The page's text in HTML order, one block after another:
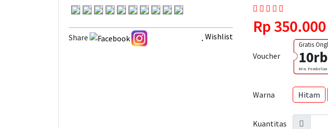
Share Wishlist
Rp
Voucher
Gratis
10rb
Min. Pembelian
Warna Hitam
Kuantitas